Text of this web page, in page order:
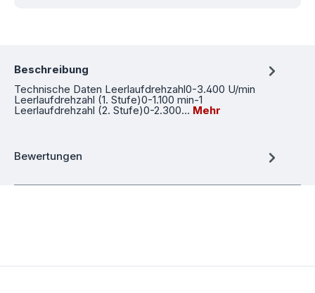
Beschreibung
Technische Daten Leerlaufdrehzahl0-3.400 U/min
Leerlaufdrehzahl (1. Stufe)0-1.100 min-1
Leerlaufdrehzahl (2. Stufe)0-2.300… Mehr
Bewertungen